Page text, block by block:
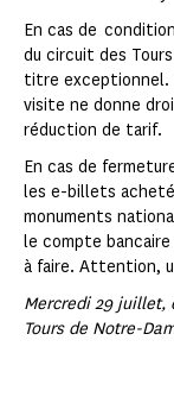
En cas de
du circuit des
titre exceptionnel.
visite ne donne
réduction de tarif.
En cas de
les e-billets
monuments
le compte
à faire. Attention,
Mercredi 29 juillet,
Tours de Notre-